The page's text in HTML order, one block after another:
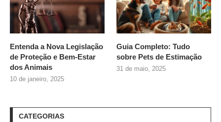
Entenda a Nova Legislação
de Proteção e Bem-Estar
dos Animais
10 de janeiro, 2025
Guia Completo: Tudo
sobre Pets de Estimação
31 de maio, 2025
CATEGORIAS